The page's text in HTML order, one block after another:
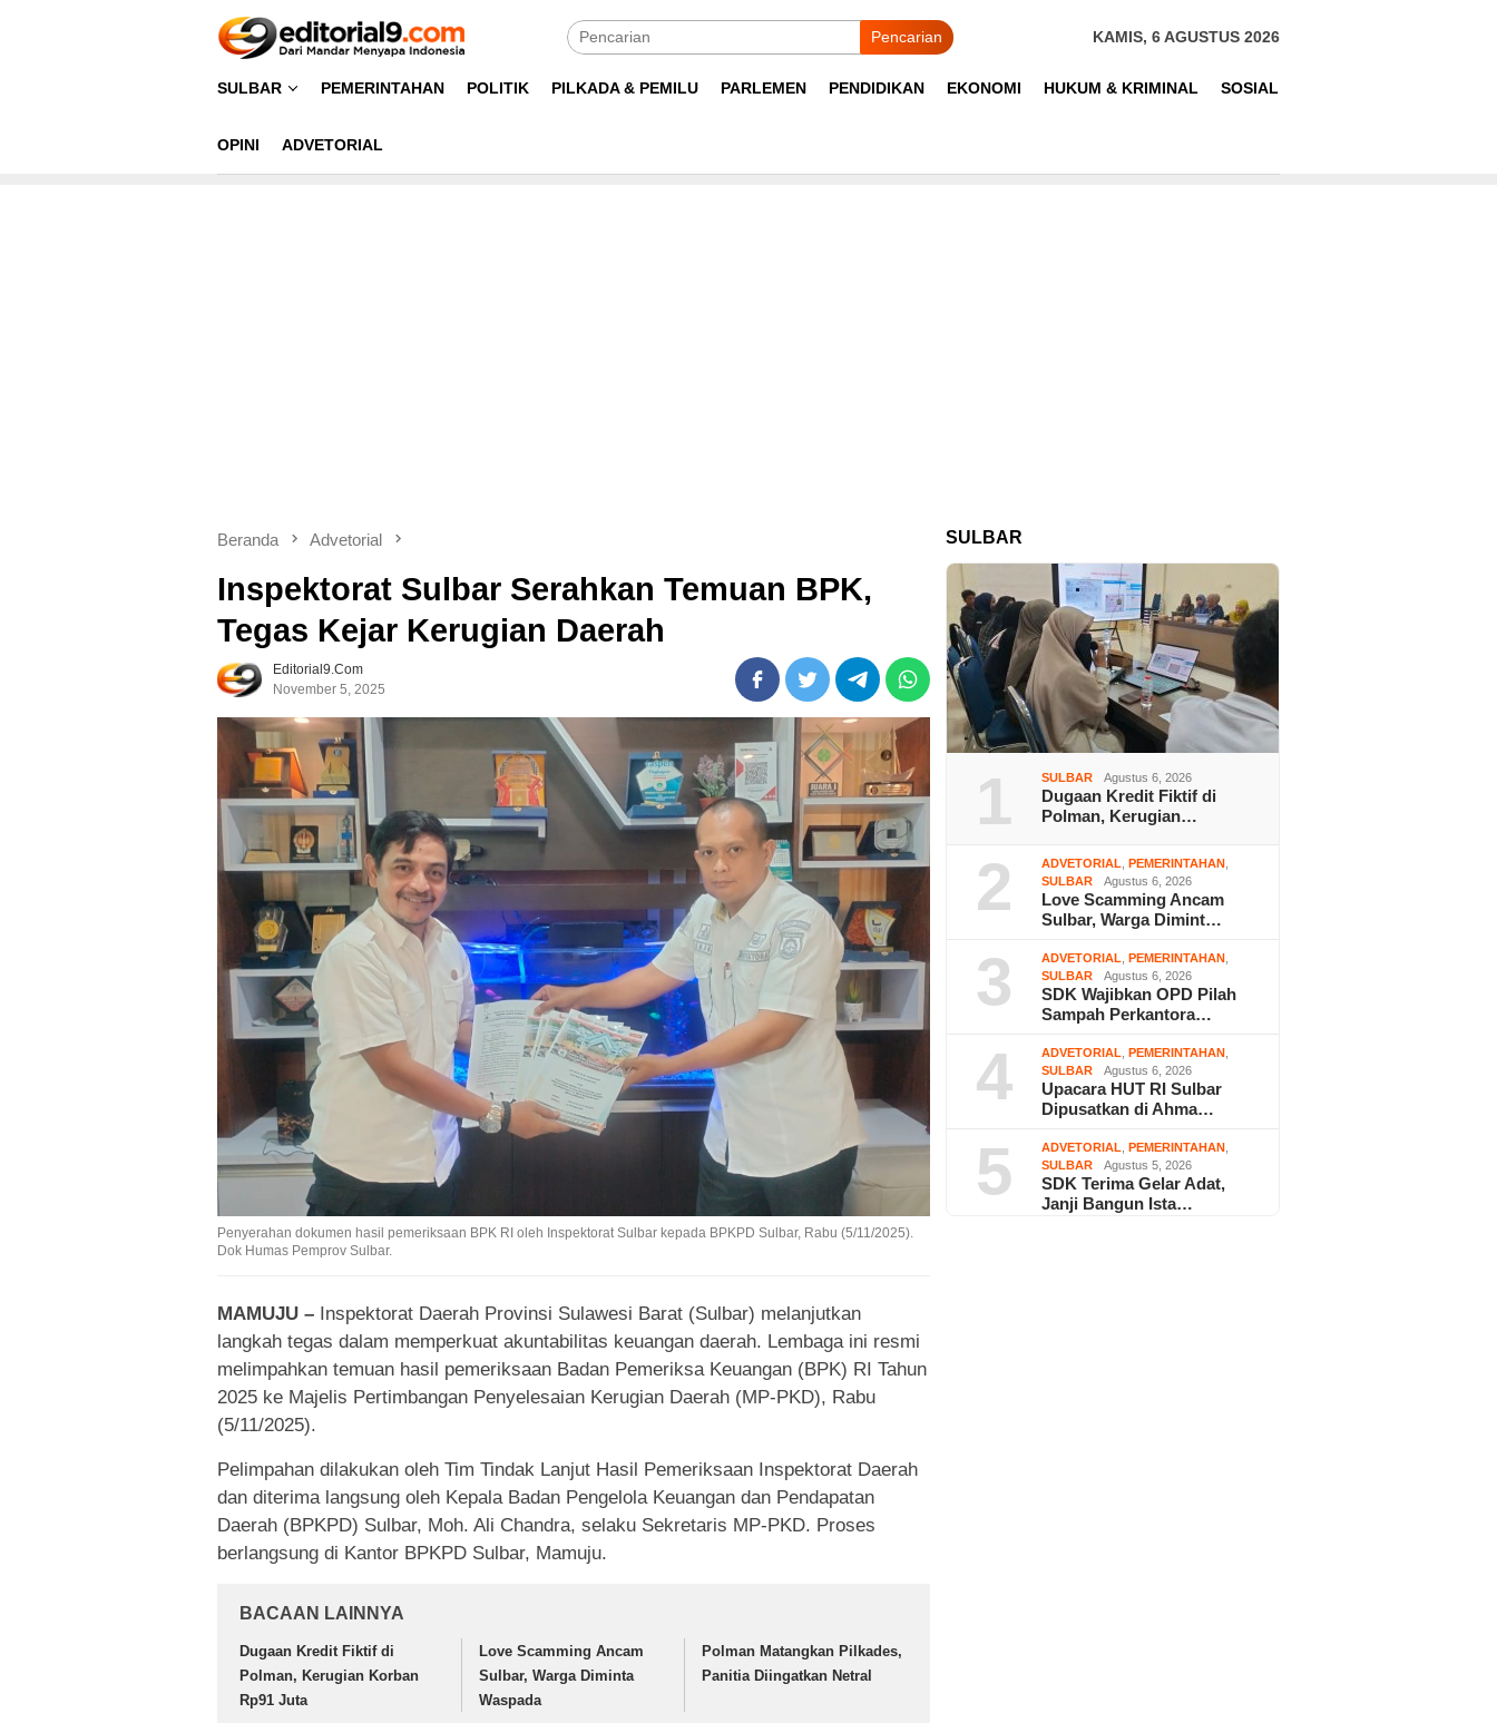
Pencarian KAMIS, 6 AGUSTUS 2026
SULBAR PEMERINTAHAN POLITIK PILKADA & PEMILU PARLEMEN PENDIDIKAN EKONOMI HUKUM & KRIMINAL SOSIAL
OPINI ADVETORIAL
Beranda Advetorial
Inspektorat Sulbar Serahkan Temuan BPK,
Tegas Kejar Kerugian Daerah
Editorial9.com
November 5, 2025
Penyerahan dokumen hasil pemeriksaan BPK RI oleh Inspektorat Sulbar kepada BPKPD Sulbar, Rabu (5/11/2025).
Dok Humas Pemprov Sulbar.
MAMUJU – Inspektorat Daerah Provinsi Sulawesi Barat (Sulbar) melanjutkan
langkah tegas dalam memperkuat akuntabilitas keuangan daerah. Lembaga ini resmi
melimpahkan temuan hasil pemeriksaan Badan Pemeriksa Keuangan (BPK) RI Tahun
2025 ke Majelis Pertimbangan Penyelesaian Kerugian Daerah (MP-PKD), Rabu
(5/11/2025).
Pelimpahan dilakukan oleh Tim Tindak Lanjut Hasil Pemeriksaan Inspektorat Daerah
dan diterima langsung oleh Kepala Badan Pengelola Keuangan dan Pendapatan
Daerah (BPKPD) Sulbar, Moh. Ali Chandra, selaku Sekretaris MP-PKD. Proses
berlangsung di Kantor BPKPD Sulbar, Mamuju.
BACAAN LAINNYA
Dugaan Kredit Fiktif di
Polman, Kerugian Korban
Rp91 Juta
Love Scamming Ancam
Sulbar, Warga Diminta
Waspada
Polman Matangkan Pilkades,
Panitia Diingatkan Netral
SULBAR
1 SULBAR Agustus 6, 2026
Dugaan Kredit Fiktif di
Polman, Kerugian…
2 ADVETORIAL ,PEMERINTAHAN
SULBAR
Agustus 6, 2026
Love Scamming Ancam
Sulbar, Warga Dimint…
3 ADVETORIAL ,PEMERINTAHAN
SULBAR
Agustus 6, 2026
SDK Wajibkan OPD Pilah
Sampah Perkantora…
4 ADVETORIAL ,PEMERINTAHAN
SULBAR
Agustus 6, 2026
Upacara HUT RI Sulbar
Dipusatkan di Ahma…
5 ADVETORIAL ,PEMERINTAHAN
SULBAR
Agustus 5, 2026
SDK Terima Gelar Adat,
Janji Bangun Ista…